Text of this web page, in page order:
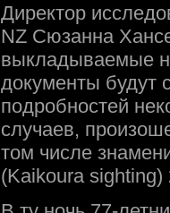
Директор
NZ Сюзанна
выкладываемые
документы будут
подробностей
случаев,
том числе
(Kaikoura sighting)